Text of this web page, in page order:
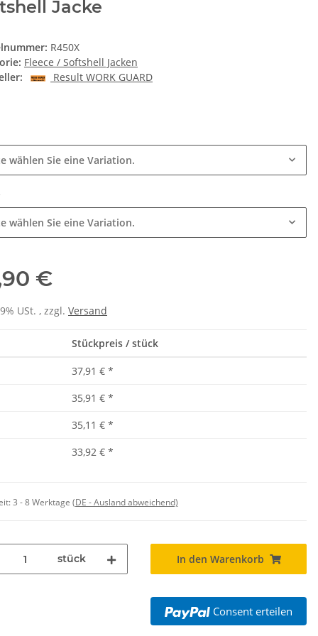
Jacke
R450X
Fleece / Softshell Jacken
Result WORK GUARD
wählen Sie eine Variation.
wählen Sie eine Variation.
€
USt. , zzgl. Versand
Stückpreis / stück
37,91 € *
35,91 € *
35,11 € *
33,92 € *
3 - 8 Werktage (DE - Ausland abweichend)
stück In den Warenkorb
Consent erteilen